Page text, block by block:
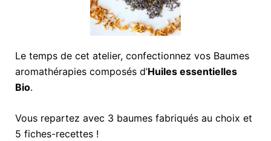
Le temps de cet atelier, confectionnez vos Baumes
aromathérapies composés d’Huiles essentielles
Bio.
Vous repartez avec 3 baumes fabriqués au choix et
5 fiches-recettes !